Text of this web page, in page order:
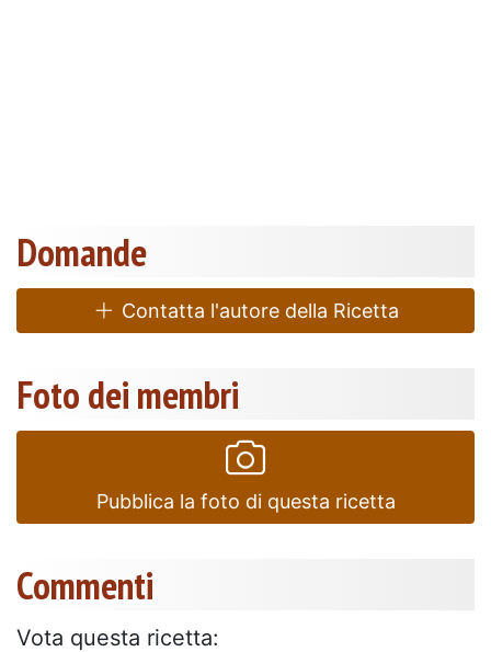
Domande
Contatta l'autore della Ricetta
Foto dei membri
Pubblica la foto di questa ricetta
Commenti
Vota questa ricetta: